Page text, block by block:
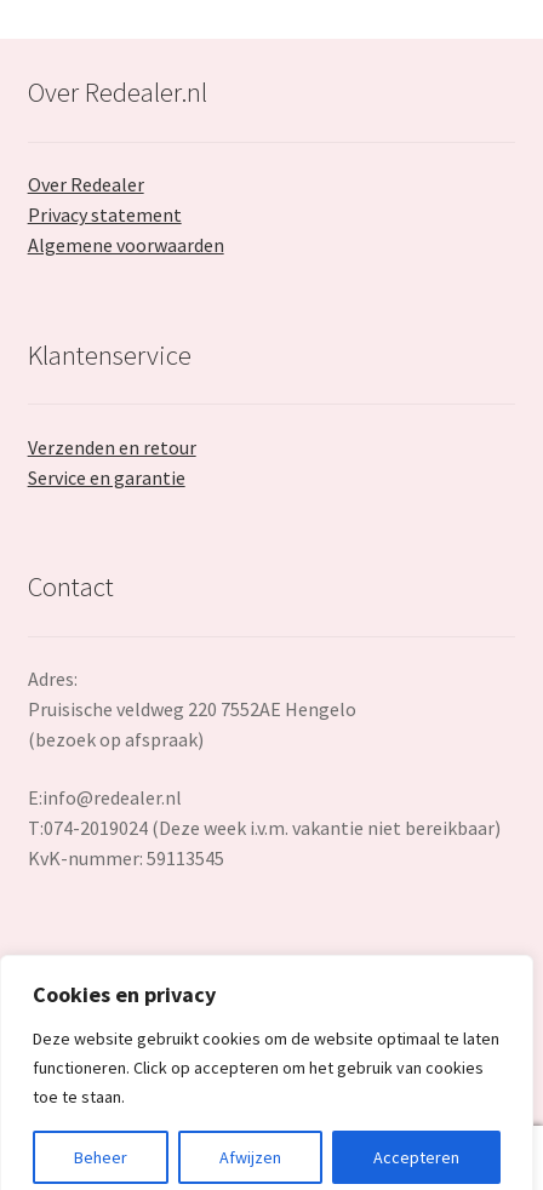
Cookies en privacy
Deze website gebruikt cookies om de website optimaal te laten
functioneren. Click op accepteren om het gebruik van cookies
toe te staan.
Beheer Afwijzen Accepteren
Over Redealer.nl
Over Redealer
Privacy statement
Algemene voorwaarden
Klantenservice
Verzenden en retour
Service en garantie
Contact
Adres:
Pruisische veldweg 220 7552AE Hengelo
(bezoek op afspraak)
E:info@redealer.nl
T:074-2019024 (Deze week i.v.m. vakantie niet bereikbaar)
KvK-nummer: 59113545
© Redealer.nl | Gecontroleerde retourproducten en nieuwe
overstockproducten tegen een onverslaanbare lage prijs.
2026
Search
Search